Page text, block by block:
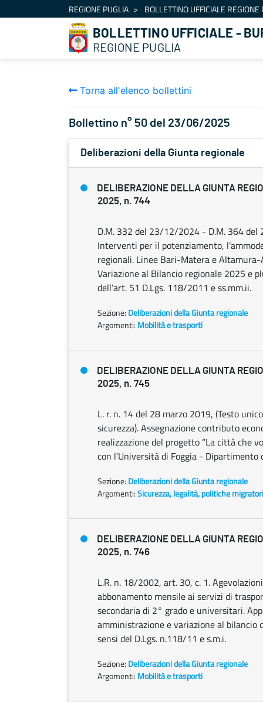
Salta al contenutoREGIONE PUGLIA BOLLETTINO UFFICIALE
BOLLETTINO UFFICIALE -
REGIONE PUGLIA
Torna all'elenco bollettini
Bollettino n° 50 del 23/06/2025
Deliberazioni della Giunta regionale
DELIBERAZIONE DELLA GIUNTA
2025, n. 744
D.M. 332 del 23/12/2024 - D.M. 364
Interventi per il potenziamento,
regionali. Linee Bari-Matera e
Variazione al Bilancio regionale 2025 e
dell’art. 51 D.Lgs. 118/2011 e ss.mm.ii.
Sezione: Deliberazioni della Giunta regionale
Argomenti: Mobilità e trasporti
DELIBERAZIONE DELLA GIUNTA
2025, n. 745
L. r. n. 14 del 28 marzo 2019, (Testo
sicurezza). Assegnazione contributo
realizzazione del progetto “La città che
con l’Università di Foggia - Dipartimento
Sezione: Deliberazioni della Giunta regionale
Argomenti:Sicurezza, legalità, politiche
DELIBERAZIONE DELLA GIUNTA
2025, n. 746
L.R. n. 18/2002, art. 30, c. 1.
abbonamento mensile ai servizi di
secondaria di 2° grado e universitari.
amministrazione e variazione al
sensi del D.Lgs. n.118/11 e s.m.i.
Sezione: Deliberazioni della Giunta regionale
Argomenti: Mobilità e trasporti